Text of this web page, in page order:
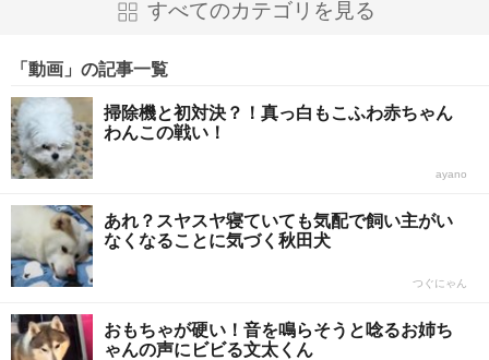
すべてのカテゴリを見る
「動画」の記事一覧
掃除機と初対決？！真っ白もこふわ赤ちゃん
わんこの戦い！
ayano
あれ？スヤスヤ寝ていても気配で飼い主がい
なくなることに気づく秋田犬
つぐにゃん
おもちゃが硬い！音を鳴らそうと唸るお姉ち
ゃんの声にビビる文太くん